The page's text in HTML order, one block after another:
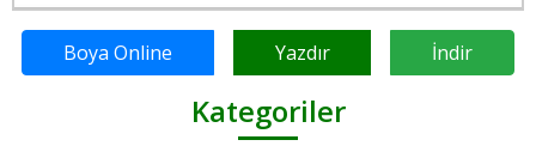
Boya Online Yazdır İndir
Kategoriler